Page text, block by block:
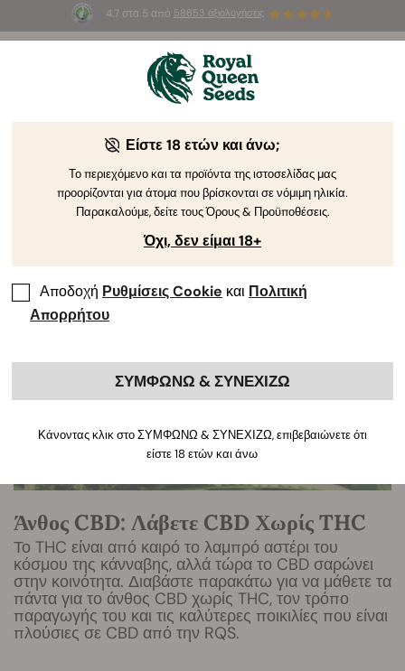
4.7 στα 5 από 58653 αξιολογήσεις
Προσφορά περιορισμένου χρόνου
2d 21h 40m 33s
The RQS Blog
Blog για το Lifestyle της Κάνναβης Pikilíes kai
Άνθος CBD: Λάβετε CBD Χωρίς THC
Το THC είναι από καιρό το λαμπρό αστέρι του
κόσμου της κάνναβης, αλλά τώρα το CBD σαρώνει
στην κοινότητα. Διαβάστε παρακάτω για να μάθετε τα
πάντα για το άνθος CBD χωρίς THC, τον τρόπο
παραγωγής του και τις καλύτερες ποικιλίες που είναι
πλούσιες σε CBD από την RQS.
Είστε 18 ετών και άνω;
Το περιεχόμενο και τα προϊόντα της ιστοσελίδας μας
προορίζονται για άτομα που βρίσκονται σε νόμιμη ηλικία.
Παρακαλούμε, δείτε τους Όρους & Προϋποθέσεις.
Όχι, δεν είμαι 18+
Αποδοχή Ρυθμίσεις Cookie και Πολιτική
Απορρήτου
ΣΥΜΦΩΝΩ & ΣΥΝΕΧΙΖΩ
Κάνοντας κλικ στο ΣΥΜΦΩΝΩ & ΣΥΝΕΧΙΖΩ, επιβεβαιώνετε ότι
είστε 18 ετών και άνω